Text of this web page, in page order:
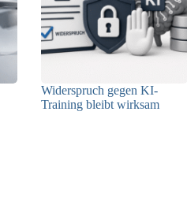
Widerspruch gegen KI-
Training bleibt wirksam